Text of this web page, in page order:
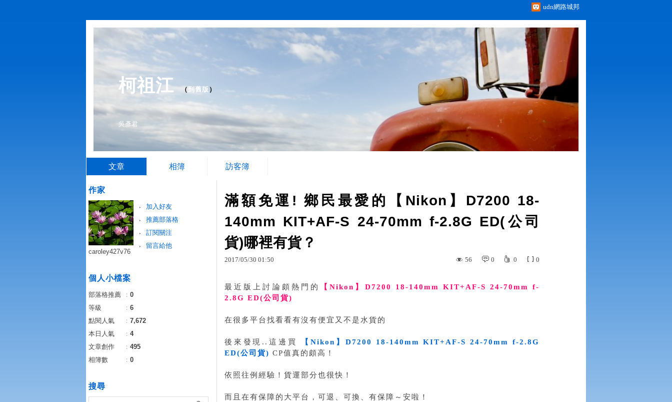
udn網路城邦
柯祖江 （ 到舊版 ）
吳彥君
文章 相簿 訪客簿
滿額免運! 鄉民最愛的【Nikon】D7200 18-
140mm KIT+AF-S 24-70mm f-2.8G ED(公司
貨)哪裡有貨？
2017/05/30 01:50 56 0 0 0
最近版上討論頗熱門的
【Nikon】D7200 18-140mm KIT+AF-S 24-70mm f-
2.8G ED(公司貨)
在很多平台找看看有沒有便宜又不是水貨的
後來發現..這邊買
【Nikon】D7200 18-140mm KIT+AF-S 24-70mm f-2.8G
ED(公司貨) CP值真的頗高！
依照往例經驗！貨運部分也很快！
而且在有保障的大平台，可退、可換、有保障～安啦！
作家
加入好友
推薦部落格
訂閱關注
留言給他
caroley427v76
個人小檔案
部落格推薦 ： 0
等級
： 6
點閱人氣
： 7,672
本日人氣
： 4
文章創作
： 495
相簿數
： 0
搜尋